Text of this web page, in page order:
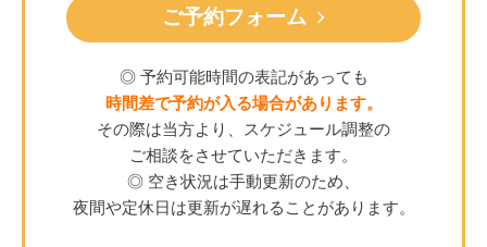
ご予約フォーム
◎ 予約可能時間の表記があっても
時間差で予約が入る場合があります。
その際は当方より、スケジュール調整の
ご相談をさせていただきます。
◎ 空き状況は手動更新のため、
夜間や定休日は更新が遅れることがあります。